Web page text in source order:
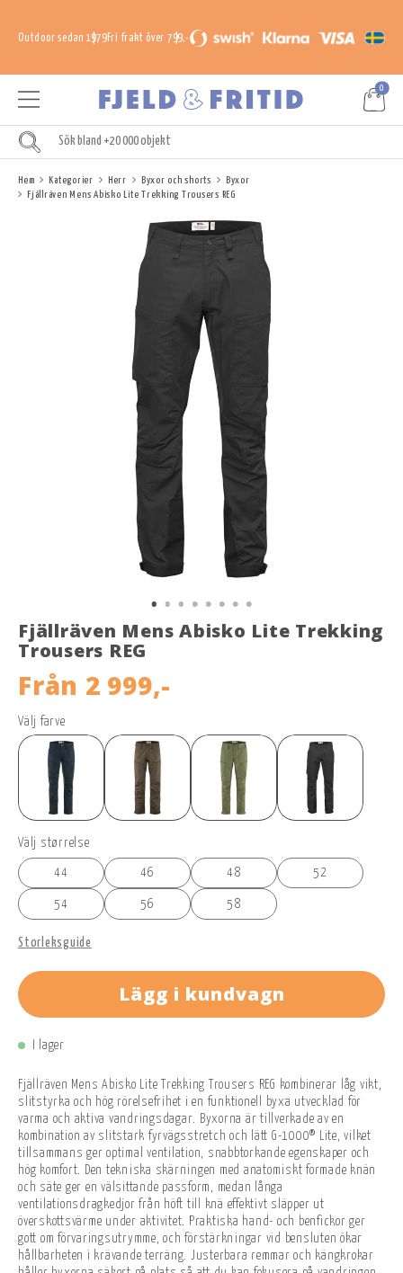
Outdoor sedan 1979Fri frakt över 799,-
0
Hem Kategorier Herr Byxor och shorts
Byxor
Fjällräven Mens Abisko Lite Trekking Trousers REG
Fjällräven Mens Abisko Lite Trekking
Trousers REG
Från 2 999,-
Välj farve
Välj størrelse
44 46 48 52
54 56 58
Storleksguide
Lägg i kundvagn
I lager
Fjällräven Mens Abisko Lite Trekking Trousers REG kombinerar låg vikt,
slitstyrka och hög rörelsefrihet i en funktionell byxa utvecklad för
varma och aktiva vandringsdagar. Byxorna är tillverkade av en
kombination av slitstark fyrvägsstretch och lätt G-1000® Lite, vilket
tillsammans ger optimal ventilation, snabbtorkande egenskaper och
hög komfort. Den tekniska skärningen med anatomiskt formade knän
och säte ger en välsittande passform, medan långa
ventilationsdragkedjor från höft till knä effektivt släpper ut
överskottsvärme under aktivitet. Praktiska hand- och benfickor ger
gott om förvaringsutrymme, och förstärkningar vid bensluten ökar
hållbarheten i krävande terräng. Justerbara remmar och kängkrokar